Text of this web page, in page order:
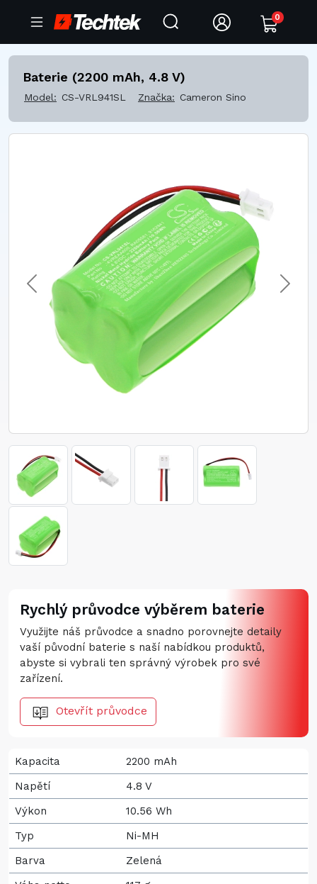
0
Baterie (2200 mAh, 4.8 V)
Model: CS-VRL941SL Značka: Cameron Sino
Rychlý průvodce výběrem baterie
Využijte náš průvodce a snadno porovnejte detaily
vaší původní baterie s naší nabídkou produktů,
abyste si vybrali ten správný výrobek pro své
zařízení.
Otevřít průvodce
Kapacita
2200 mAh
Napětí
4.8 V
Výkon
10.56 Wh
Typ
Ni-MH
Barva
Zelená